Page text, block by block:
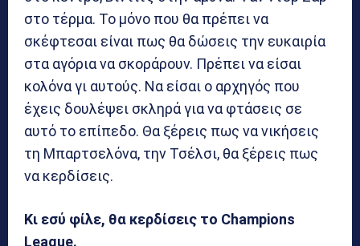
στο τέρμα. Το μόνο που θα πρέπει να
σκέφτεσαι είναι πως θα δώσεις την ευκαιρία
στα αγόρια να σκοράρουν. Πρέπει να είσαι
κολόνα γι αυτούς. Να είσαι ο αρχηγός που
έχεις δουλέψει σκληρά για να φτάσεις σε
αυτό το επίπεδο. Θα ξέρεις πως να νικήσεις
τη Μπαρτσελόνα, την Τσέλσι, θα ξέρεις πως
να κερδίσεις.
Κι εσύ φίλε, θα κερδίσεις το Champions
League.